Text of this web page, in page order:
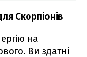
Скорпіонів
на
Ви здатні